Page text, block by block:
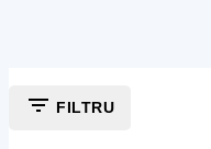
FILTRU